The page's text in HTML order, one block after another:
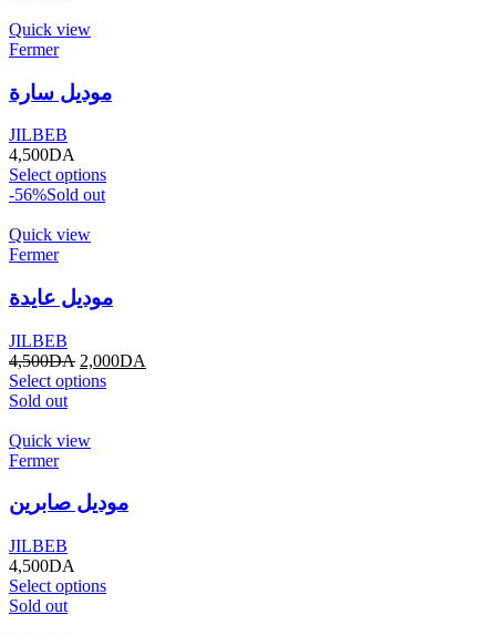
Quick view
Fermer
موديل سارة
JILBEB
4,500DA
Select options
-56%Sold out
Quick view
Fermer
موديل عايدة
JILBEB
4,500DA 2,000DA
Select options
Sold out
Quick view
Fermer
موديل صابرين
JILBEB
4,500DA
Select options
Sold out